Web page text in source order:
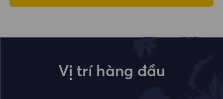
Vị trí hàng đầu